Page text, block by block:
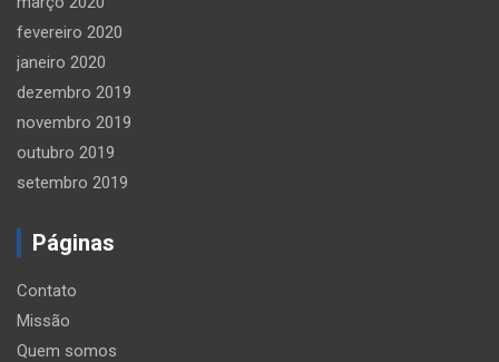
fevereiro 2020
janeiro 2020
dezembro 2019
novembro 2019
outubro 2019
setembro 2019
Páginas
Contato
Missão
Quem somos